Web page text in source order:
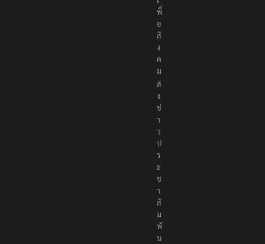
พื่
อ
สั
ง
ค
ม
ส่
ง
ข่
า
ว
ป
ร
ะ
ช
า
สั
ม
พั
น